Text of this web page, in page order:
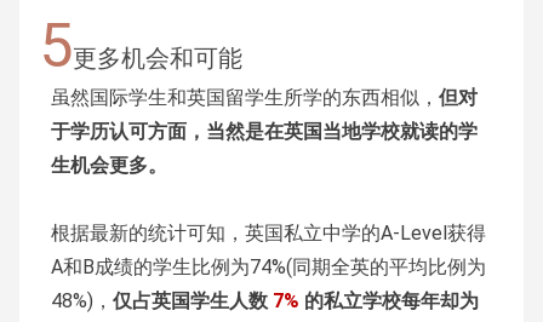
5更多机会和可能
虽然国际学生和英国留学生所学的东西相似， 但对
于学历认可方面，当然是在英国当地学校就读的学
生机会更多。
根据最新的统计可知，英国私立中学的A-Level获得
A和B成绩的学生比例为74%(同期全英的平均比例为
48%)， 仅占英国学生人数 7% 的私立学校每年却为